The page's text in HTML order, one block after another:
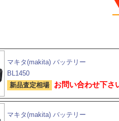
マキタ(makita) バッテリー
BL1450
新品査定相場 お問い合わせ下さ
マキタ(makita) バッテリー